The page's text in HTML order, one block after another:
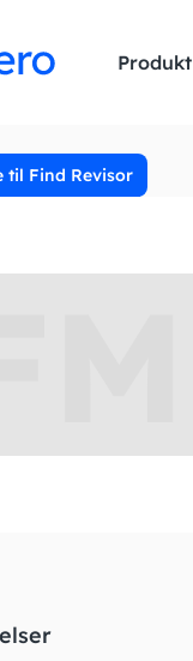
Produkt
til Find Revisor